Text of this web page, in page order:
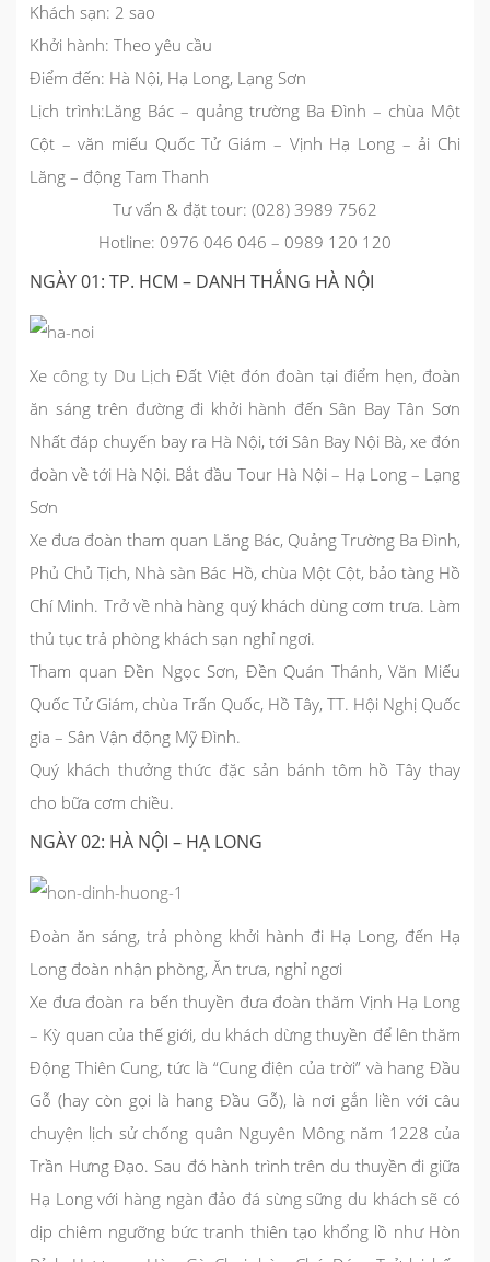
Khách sạn: 2 sao
Khởi hành: Theo yêu cầu
Điểm đến: Hà Nội, Hạ Long, Lạng Sơn
Lịch trình:Lăng Bác – quảng trường Ba Đình – chùa Một
Cột – văn miếu Quốc Tử Giám – Vịnh Hạ Long – ải Chi
Lăng – động Tam Thanh
Tư vấn & đặt tour: (028) 3989 7562
Hotline: 0976 046 046 – 0989 120 120
NGÀY 01: TP. HCM – DANH THẮNG HÀ NỘI
Xe công ty Du Lịch Đất Việt đón đoàn tại điểm hẹn, đoàn
ăn sáng trên đường đi khởi hành đến Sân Bay Tân Sơn
Nhất đáp chuyến bay ra Hà Nội, tới Sân Bay Nội Bà, xe đón
đoàn về tới Hà Nội. Bắt đầu Tour Hà Nội – Hạ Long – Lạng
Sơn
Xe đưa đoàn tham quan Lăng Bác, Quảng Trường Ba Đình,
Phủ Chủ Tịch, Nhà sàn Bác Hồ, chùa Một Cột, bảo tàng Hồ
Chí Minh. Trở về nhà hàng quý khách dùng cơm trưa. Làm
thủ tục trả phòng khách sạn nghỉ ngơi.
Tham quan Đền Ngọc Sơn, Đền Quán Thánh, Văn Miếu
Quốc Tử Giám, chùa Trấn Quốc, Hồ Tây, TT. Hội Nghị Quốc
gia – Sân Vận động Mỹ Đình.
Quý khách thưởng thức đặc sản bánh tôm hồ Tây thay
cho bữa cơm chiều.
NGÀY 02: HÀ NỘI – HẠ LONG
Đoàn ăn sáng, trả phòng khởi hành đi Hạ Long, đến Hạ
Long đoàn nhận phòng, Ăn trưa, nghỉ ngơi
Xe đưa đoàn ra bến thuyền đưa đoàn thăm Vịnh Hạ Long
– Kỳ quan của thế giới, du khách dừng thuyền để lên thăm
Động Thiên Cung, tức là “Cung điện của trời” và hang Đầu
Gỗ (hay còn gọi là hang Đầu Gỗ), là nơi gắn liền với câu
chuyện lịch sử chống quân Nguyên Mông năm 1228 của
Trần Hưng Đạo. Sau đó hành trình trên du thuyền đi giữa
Hạ Long với hàng ngàn đảo đá sừng sững du khách sẽ có
dịp chiêm ngưỡng bức tranh thiên tạo khổng lồ như Hòn